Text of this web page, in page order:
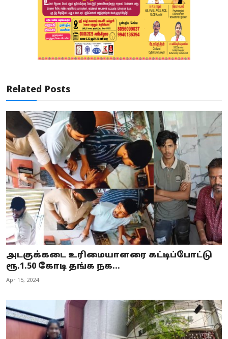
Related Posts
அடகுக்கடை உரிமையாளரை கட்டிப்போட்டு
ரூ.1.50 கோடி தங்க நக...
Apr 15, 2024